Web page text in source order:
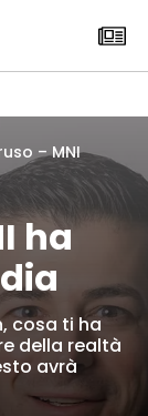
– MNI
ha
cosa ti ha
della realtà
avrà